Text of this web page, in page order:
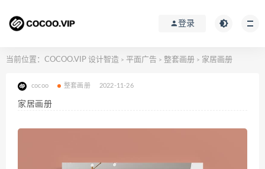
登录
当前位置： COCOO.VIP 设计智造 > 平面广告 > 整套画册 > 家居画册
cocoo 整套画册 2022-11-26
家居画册